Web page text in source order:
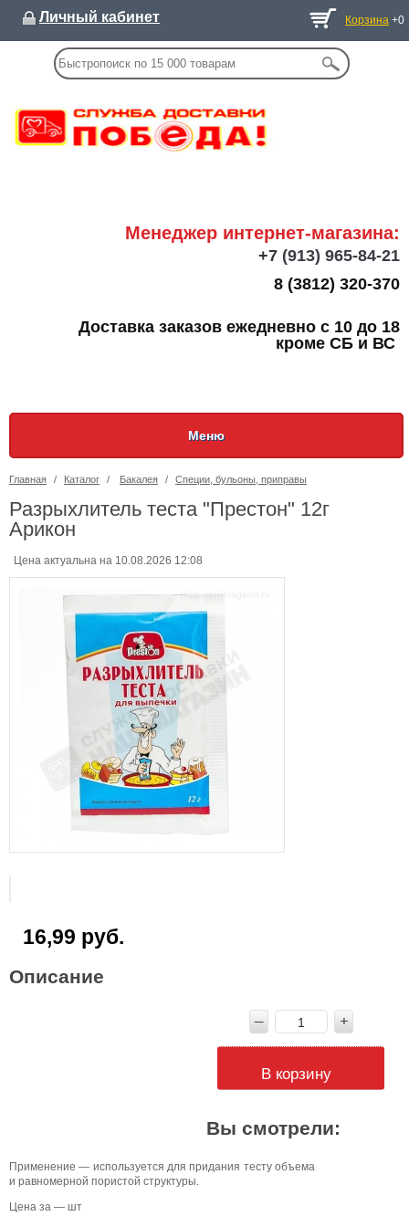
Личный кабинет Корзина +0
Менеджер интернет-магазина:
+7 (913) 965-84-21
8 (3812) 320-370
Доставка заказов ежедневно с 10 до 18
кроме СБ и ВС
Меню
Главная / Каталог / Бакалея / Специи, бульоны, приправы
Разрыхлитель теста "Престон" 12г
Арикон
Цена актуальна на 10.08.2026 12:08
16,99 руб.
Описание
В корзину
Вы смотрели:
Применение — используется для придания тесту объема
и равномерной пористой структуры.
Цена за — шт